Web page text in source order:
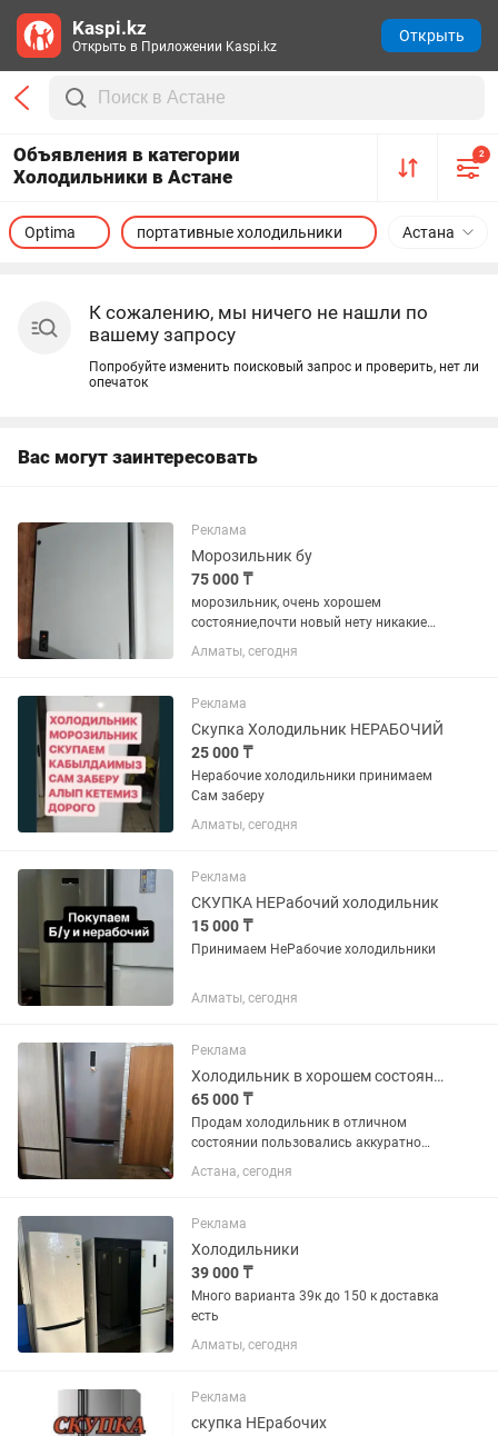
Объявления в категории
Холодильники в Астане
2
Астана
Optima портативные холодильники
К сожалению, мы ничего не нашли по
вашему запросу
Попробуйте изменить поисковый запрос и проверить, нет ли
опечаток
Вас могут заинтересовать
Реклама
Морозильник бу
75 000 ₸
морозильник, очень хорошем
состояние,почти новый нету никакие
минусы.317 л
Алматы, сегодня
Реклама
Скупка Холодильник НЕРАБОЧИЙ
25 000 ₸
Нерабочие холодильники принимаем
Сам заберу
Алматы, сегодня
Реклама
СКУПКА НЕРабочий холодильник
15 000 ₸
Принимаем НеРабочие холодильники
Алматы, сегодня
Реклама
Холодильник в хорошем состоянии
65 000 ₸
Продам холодильник в отличном
состоянии пользовались аккуратно
полностью в рабочем состоянии
работает очень тихо, No Frost не нужно
вся комплектация на месте...
Астана, сегодня
Реклама
Холодильники
39 000 ₸
Много варианта 39к до 150 к доставка
есть
Алматы, сегодня
Реклама
скупка НЕрабочих
Kaspi.kz
Открыть в Приложении Kaspi.kz
Открыть